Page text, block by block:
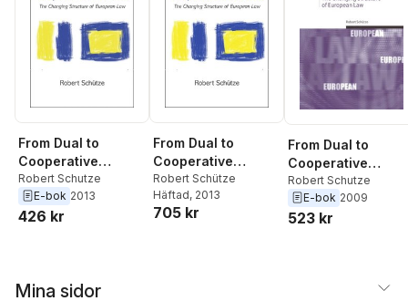
From Dual to
Cooperative
Federalism
Robert Schutze
E-bok 2013
426 kr
From Dual to
Cooperative
Federalism
Robert Schütze
Häftad, 2013
705 kr
From Dual to
Cooperative
Federalism
Robert Schutze
E-bok 2009
523 kr
Mina sidor